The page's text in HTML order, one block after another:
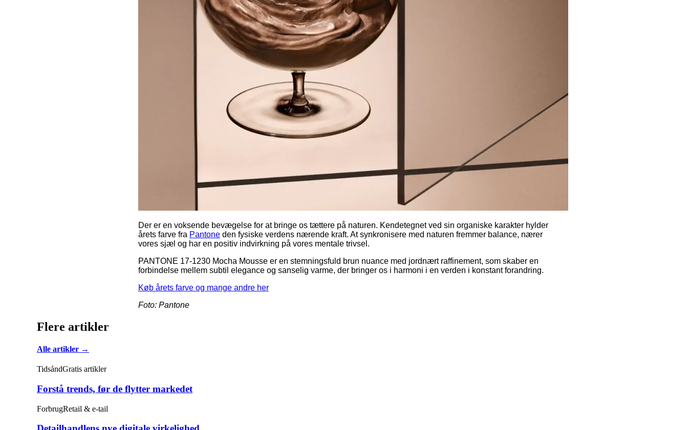
Der er en voksende bevægelse for at bringe os tættere på naturen. Kendetegnet ved sin organiske karakter hylder
årets farve fra Pantone den fysiske verdens nærende kraft. At synkronisere med naturen fremmer balance, nærer
vores sjæl og har en positiv indvirkning på vores mentale trivsel.
PANTONE 17-1230 Mocha Mousse er en stemningsfuld brun nuance med jordnært raffinement, som skaber en
forbindelse mellem subtil elegance og sanselig varme, der bringer os i harmoni i en verden i konstant forandring.
Køb årets farve og mange andre her
Foto: Pantone
Flere artikler
Alle artikler →
TidsåndGratis artikler
Forstå trends, før de flytter markedet
ForbrugRetail & e-tail